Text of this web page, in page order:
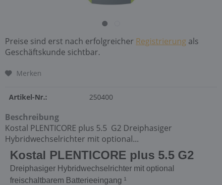
Preise sind erst nach erfolgreicher Registrierung als
Geschäftskunde sichtbar.
Merken
Artikel-Nr.: 250400
Beschreibung
Kostal PLENTICORE plus 5.5 G2 Dreiphasiger
Hybridwechselrichter mit optional...
Kostal PLENTICORE plus 5.5 G2
Dreiphasiger Hybridwechselrichter mit optional
freischaltbarem Batterieeingang ¹